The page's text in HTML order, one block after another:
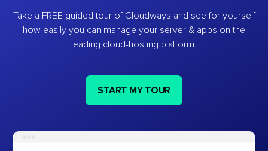
Take a FREE guided tour of Cloudways and see for yourself
how easily you can manage your server & apps on the
leading cloud-hosting platform.
START MY TOUR